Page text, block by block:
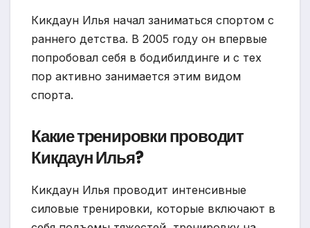
Кикдаун Илья начал заниматься спортом с
раннего детства. В 2005 году он впервые
попробовал себя в бодибилдинге и с тех
пор активно занимается этим видом
спорта.
Какие тренировки проводит
Кикдаун Илья?
Кикдаун Илья проводит интенсивные
силовые тренировки, которые включают в